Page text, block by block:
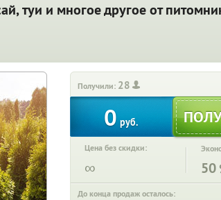
туи и многое другое от
Получили: 28
0 руб.
Цена без скидки:
∞ 50
До конца продаж осталось: